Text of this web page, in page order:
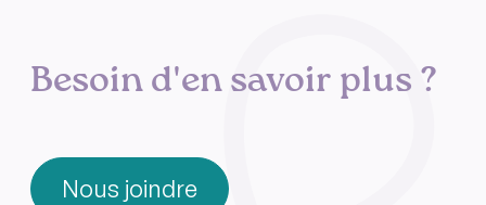
Besoin d'en savoir plus ?
Nous joindre